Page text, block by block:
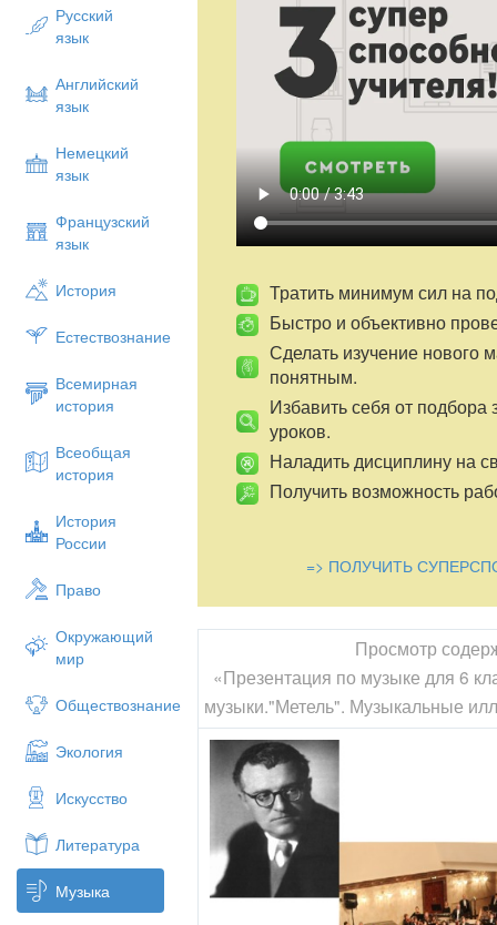
Русский
язык
Английский
язык
Немецкий
язык
Французский
язык
История
Естествознание
Всемирная
история
Всеобщая
история
История
России
Право
Окружающий
мир
Обществознание
Экология
Искусство
Литература
Музыка
Тратить минимум сил на
Быстро и объективно
Сделать изучение нового
понятным.
Избавить себя от подбора
уроков.
Наладить дисциплину на
Получить возможность
=> ПОЛУЧИТЬ
Просмотр
«Презентация по музыке для 6
музыки."Метель". Музыкальные